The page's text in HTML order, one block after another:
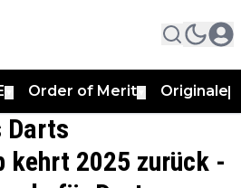
Order of Merit Originale
Darts
kehrt 2025 zurück -